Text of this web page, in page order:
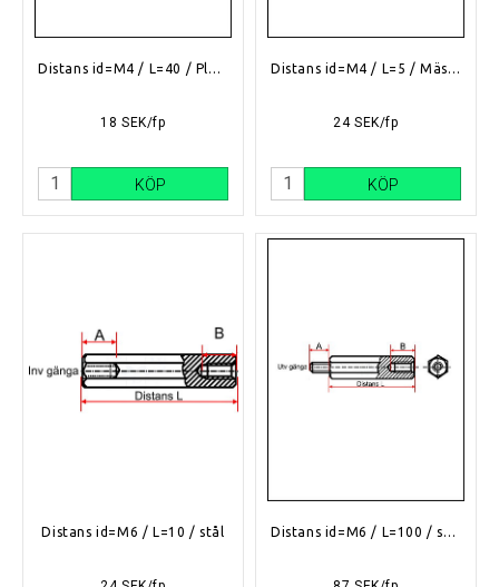
Distans id=M4 / L=40 / Plast
18 SEK/fp
KÖP
Distans id=M4 / L=5 / Mässing
24 SEK/fp
KÖP
Distans id=M6 / L=10 / stål Distans id=M6 / L=100 / stål